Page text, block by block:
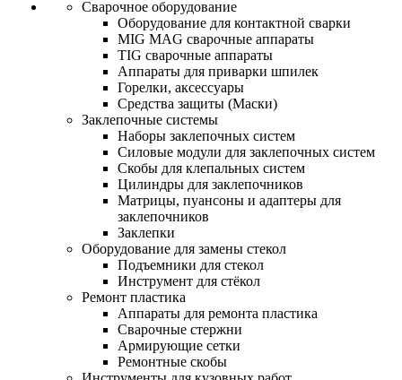
Сварочное оборудование
Оборудование для контактной сварки
MIG MAG сварочные аппараты
TIG сварочные аппараты
Аппараты для приварки шпилек
Горелки, аксессуары
Средства защиты (Маски)
Заклепочные системы
Наборы заклепочных систем
Силовые модули для заклепочных систем
Скобы для клепальных систем
Цилиндры для заклепочников
Матрицы, пуансоны и адаптеры для
заклепочников
Заклепки
Оборудование для замены стекол
Подъемники для стекол
Инструмент для стёкол
Ремонт пластика
Аппараты для ремонта пластика
Сварочные стержни
Армирующие сетки
Ремонтные скобы